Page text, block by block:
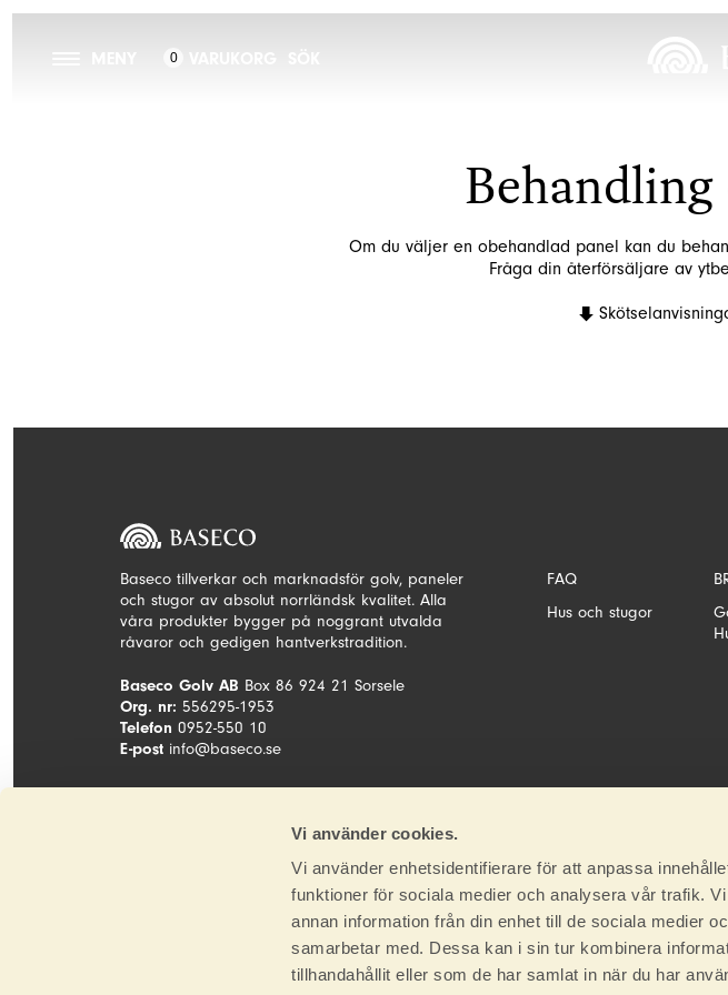
Vi använder cookies.
Vi använder enhetsidentifierare för att anpassa
funktioner för sociala medier och analysera vår trafik.
annan information från din enhet till de sociala medier
samarbetar med. Dessa kan i sin tur kombinera
tillhandahållit eller som de har samlat in när du har
0
Om du väljer en obehandlad panel kan du
Fråga din återförsäljare av
Baseco tillverkar och marknadsför golv, paneler
och stugor av absolut norrländsk kvalitet. Alla
våra produkter bygger på noggrant utvalda
råvaror och gedigen hantverkstradition.
Baseco Golv AB Box 86 924 21 Sorsele
Org. nr: 556295-1953
Telefon 0952-550 10
E-post info@baseco.se
FAQ
Hus och stugor